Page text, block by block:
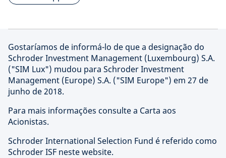
Gostaríamos de informá-lo de que a designação do
Schroder Investment Management (Luxembourg) S.A.
("SIM Lux") mudou para Schroder Investment
Management (Europe) S.A. ("SIM Europe") em 27 de
junho de 2018.
Para mais informações consulte a Carta aos
Acionistas.
Schroder International Selection Fund é referido como
Schroder ISF neste website.